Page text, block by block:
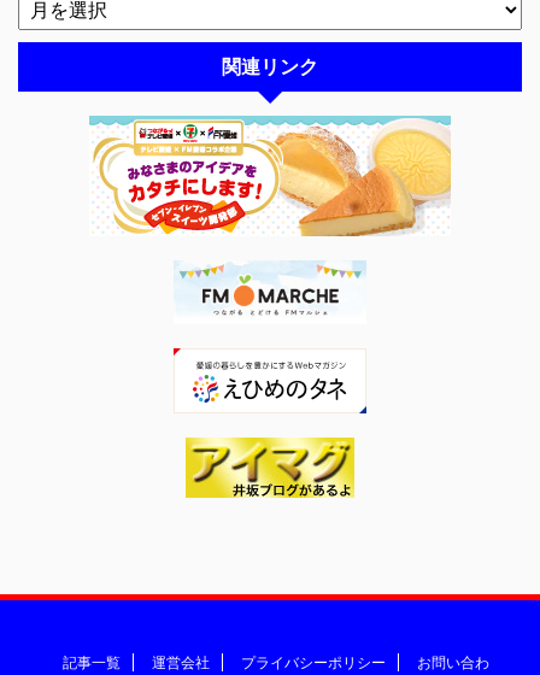
関連リンク
記事一覧 運営会社 プライバシーポリシー お問い合わ